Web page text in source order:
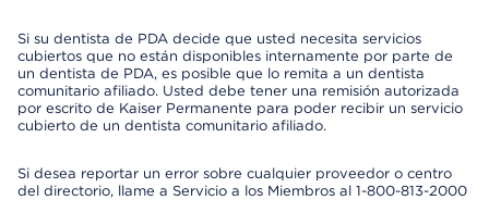
Si su dentista de PDA decide que usted necesita servicios
cubiertos que no están disponibles internamente por parte de
un dentista de PDA, es posible que lo remita a un dentista
comunitario afiliado. Usted debe tener una remisión autorizada
por escrito de Kaiser Permanente para poder recibir un servicio
cubierto de un dentista comunitario afiliado.
Si desea reportar un error sobre cualquier proveedor o centro
del directorio, llame a Servicio a los Miembros al 1-800-813-2000